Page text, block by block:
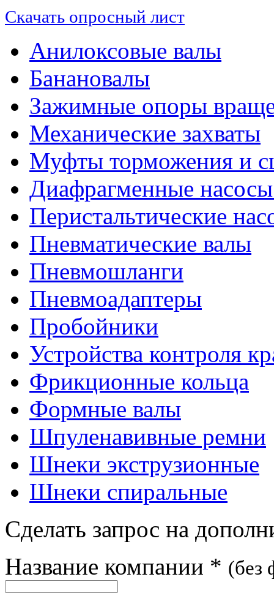
Скачать опросный лист
Анилоксовые валы
Банановалы
Зажимные опоры
Механические захваты
Муфты торможения и
Диафрагменные
Перистальтические
Пневматические валы
Пневмошланги
Пневмоадаптеры
Пробойники
Устройства контроля
Фрикционные кольца
Формные валы
Шпуленавивные ремни
Шнеки экструзионные
Шнеки спиральные
Сделать запрос на
Название компании * (без